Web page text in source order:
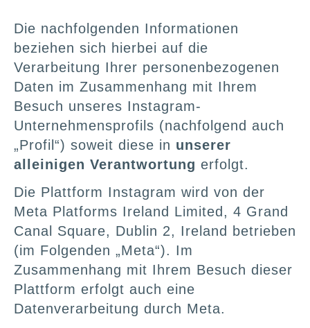
Die nachfolgenden Informationen
beziehen sich hierbei auf die
Verarbeitung Ihrer personenbezogenen
Daten im Zusammenhang mit Ihrem
Besuch unseres Instagram-
Unternehmensprofils (nachfolgend auch
„Profil“) soweit diese in unserer
alleinigen Verantwortung erfolgt.
Die Plattform Instagram wird von der
Meta Platforms Ireland Limited, 4 Grand
Canal Square, Dublin 2, Ireland betrieben
(im Folgenden „Meta“). Im
Zusammenhang mit Ihrem Besuch dieser
Plattform erfolgt auch eine
Datenverarbeitung durch Meta.